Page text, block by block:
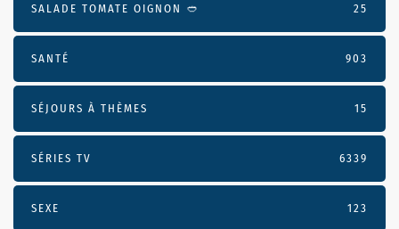
SALADE TOMATE OIGNON 🥙 25
SANTÉ 903
SÉJOURS À THÈMES 15
SÉRIES TV 6339
SEXE 123